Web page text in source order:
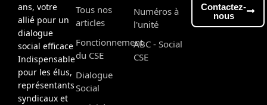
ans, votre
allié pour un
dialogue
social efficace
Indispensable
pour les élus,
représentants
syndicaux et
Tous nos
articles
Fonctionnement
du CSE
Dialogue
Social
Numéros à
l'unité
ABC - Social
CSE
Contactez-
nous